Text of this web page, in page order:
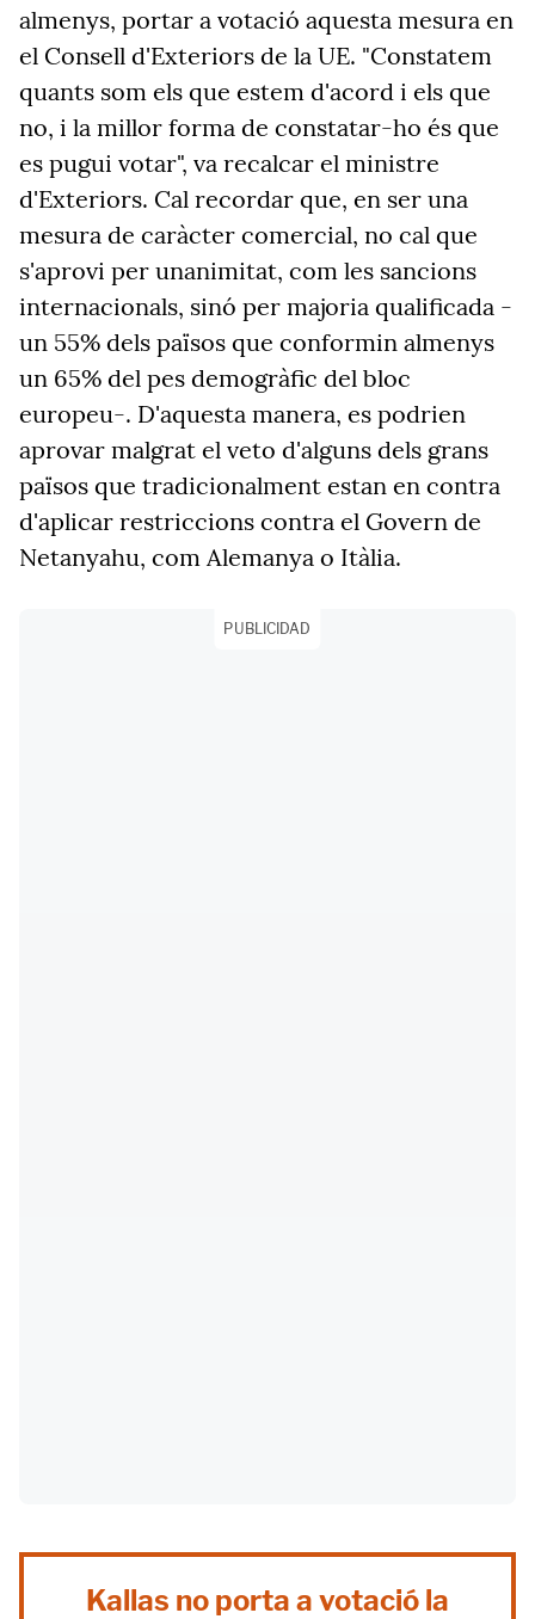
almenys, portar a votació aquesta mesura en
el Consell d'Exteriors de la UE. "Constatem
quants som els que estem d'acord i els que
no, i la millor forma de constatar-ho és que
es pugui votar", va recalcar el ministre
d'Exteriors. Cal recordar que, en ser una
mesura de caràcter comercial, no cal que
s'aprovi per unanimitat, com les sancions
internacionals, sinó per majoria qualificada -
un 55% dels països que conformin almenys
un 65% del pes demogràfic del bloc
europeu-. D'aquesta manera, es podrien
aprovar malgrat el veto d'alguns dels grans
països que tradicionalment estan en contra
d'aplicar restriccions contra el Govern de
Netanyahu, com Alemanya o Itàlia.
PUBLICIDAD
Kallas no porta a votació la